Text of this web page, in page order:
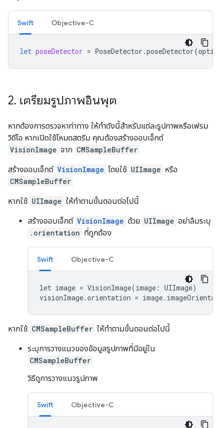
Swift Objective-C
let poseDetector = PoseDetector .poseDetector(
2. เตรียมรูปภาพอินพุต
หากต้องการตรวจหาท่าทาง ให้ทำดังนี้สำหรับแต่ละรูปภาพหรือเฟรม
วิดีโอ หากเปิดใช้โหมดสตรีม คุณต้องสร้างออบเจ็กต์
VisionImage จาก CMSampleBuffer
สร้างออบเจ็กต์ VisionImage โดยใช้ UIImage หรือ
CMSampleBuffer
หากใช้ UIImage ให้ทำตามขั้นตอนต่อไปนี้
สร้างออบเจ็กต์ VisionImage ด้วย UIImage อย่าลืมระบุ
.orientation ที่ถูกต้อง
Swift Objective-C
let image = VisionImage(image: UIImage)
visionImage.orientation =
หากใช้ CMSampleBuffer ให้ทำตามขั้นตอนต่อไปนี้
ระบุการวางแนวของข้อมูลรูปภาพที่มีอยู่ใน
CMSampleBuffer
วิธีดูการวางแนวรูปภาพ
Swift Objective-C